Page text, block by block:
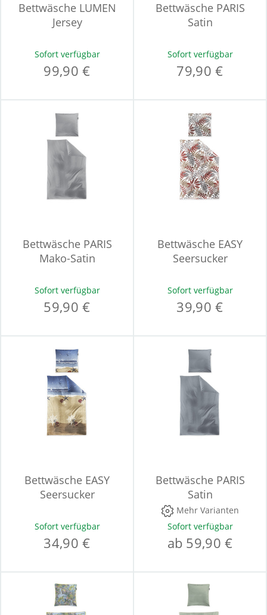
Bettwäsche LUMEN
Jersey
Sofort verfügbar
99,90 €
Bettwäsche PARIS
Satin
Sofort verfügbar
79,90 €
Bettwäsche PARIS
Mako-Satin
Sofort verfügbar
59,90 €
Bettwäsche EASY
Seersucker
Sofort verfügbar
39,90 €
Bettwäsche EASY
Seersucker
Sofort verfügbar
34,90 €
Bettwäsche PARIS
Satin
Mehr Varianten
Sofort verfügbar
ab 59,90 €